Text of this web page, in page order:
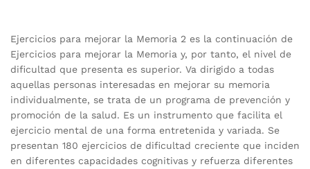
Ejercicios para mejorar la Memoria 2 es la continuación de
Ejercicios para mejorar la Memoria y, por tanto, el nivel de
dificultad que presenta es superior. Va dirigido a todas
aquellas personas interesadas en mejorar su memoria
individualmente, se trata de un programa de prevención y
promoción de la salud. Es un instrumento que facilita el
ejercicio mental de una forma entretenida y variada. Se
presentan 180 ejercicios de dificultad creciente que inciden
en diferentes capacidades cognitivas y refuerza diferentes